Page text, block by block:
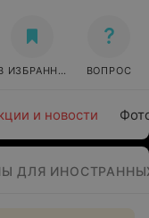
и новости
ИЗБРАННОЕ ВОПРОС
ДЛЯ